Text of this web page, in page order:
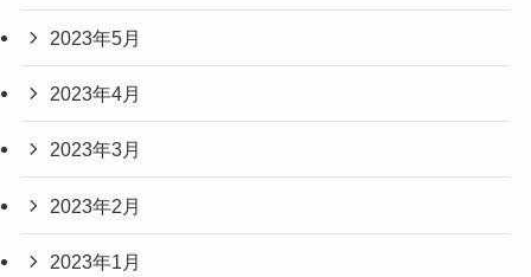
2023年5月
2023年4月
2023年3月
2023年2月
2023年1月